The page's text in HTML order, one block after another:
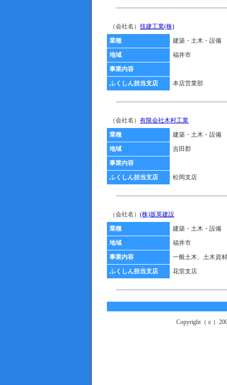
（会社名） 技建工業(株)
業種
建築・土木・設備
地域
福井市
事業内容
ふくしん担当支店
本店営業部
（会社名） 有限会社木村工業
業種
建築・土木・設備
地域
吉田郡
事業内容
ふくしん担当支店
松岡支店
（会社名） (株)坂英建設
業種
建築・土木・設備
地域
福井市
事業内容
一般土木、土木資
ふくしん担当支店
花堂支店
Copyright（ｃ）